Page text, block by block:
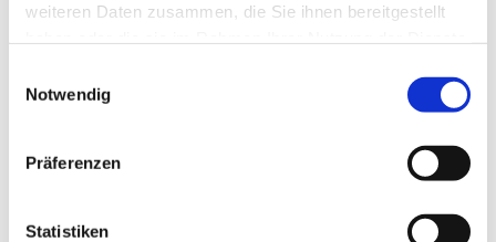
weiteren Daten zusammen, die Sie ihnen bereitgestellt
Notwendig
Präferenzen
Statistiken